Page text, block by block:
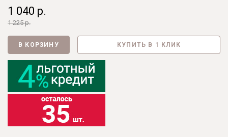
1 040 р.
1 225 р.
В КОРЗИНУ КУПИТЬ В 1 КЛИК